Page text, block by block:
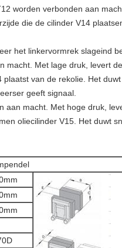
worden verbonden aan
die de cilinder V14
het linkervormrek slageind
macht. Met lage druk, levert
van de rekolie. Het
geeft signaal.
aan macht. Met hoge druk,
oliecilinder V15. Het duwt